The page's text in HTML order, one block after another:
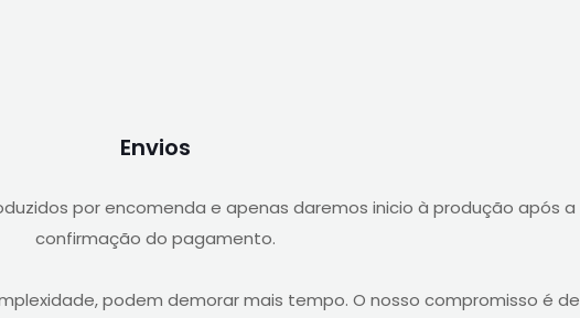
Envios
por encomenda e apenas daremos inicio à produção após a
confirmação do pagamento.
podem demorar mais tempo. O nosso compromisso é de